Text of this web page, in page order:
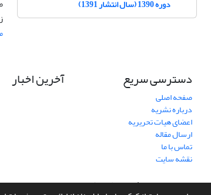
دوره 1390 (سال انتشار 1391)
دسترسی سریع
صفحه اصلی
درباره نشریه
اعضای هیات تحریریه
ارسال مقاله
تماس با ما
نقشه سایت
آخرین اخبار
سامانه مدیریت نشریات علمی.طراحی و پیاده سازی ازسیناوب